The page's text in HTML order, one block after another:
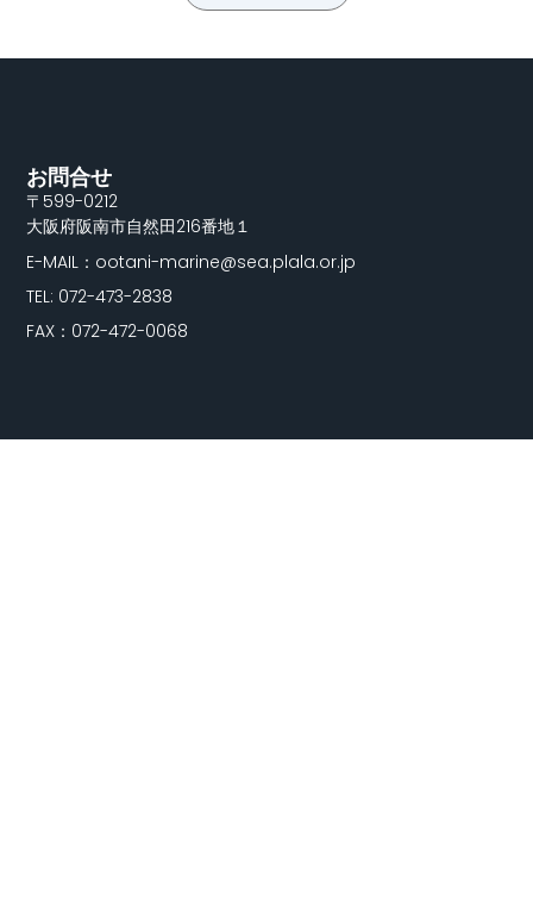
お問合せ
〒599-0212
大阪府阪南市自然田216番地１
E-MAIL：ootani-marine@sea.plala.or.jp
TEL: 072-473-2838
FAX：072-472-0068